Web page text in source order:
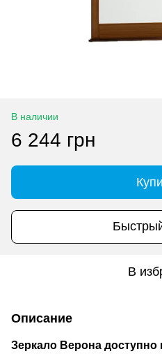
В наличии
6 244 грн
В
Описание
Зеркало Верона доступно